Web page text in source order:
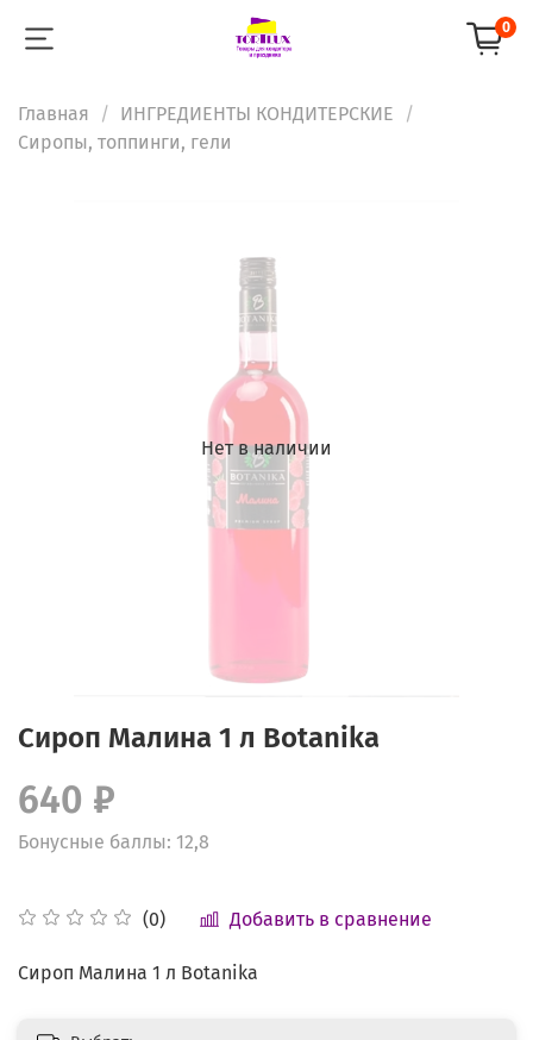
0
Главная
ИНГРЕДИЕНТЫ КОНДИТЕРСКИЕ
Сиропы, топпинги, гели
Нет в наличии
Сироп Малина 1 л Botanika
(0) Добавить в сравнение
640 ₽
Бонусные баллы: 12,8
Сироп Малина 1 л Botanika